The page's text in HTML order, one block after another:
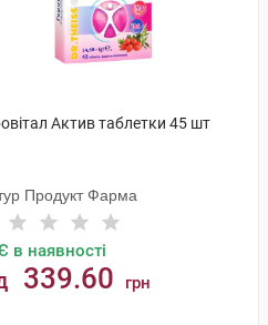
Актив таблетки 45 шт
Продукт Фарма
в наявності
339.60 грн